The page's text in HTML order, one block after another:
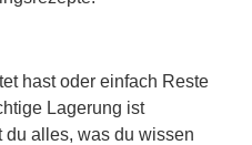
hast oder einfach Reste
Lagerung ist
du alles, was du wissen